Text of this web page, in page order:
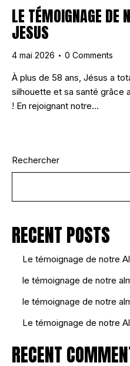
LE TÉMOIGNAGE DE
JESUS
4 mai 2026 0 Comments
À plus de 58 ans, Jésus a
silhouette et sa santé grâce
! En rejoignant notre…
Rechercher
RECENT POSTS
Le témoignage de notre
le témoignage de notre
le témoignage de notre
Le témoignage de notre
RECENT